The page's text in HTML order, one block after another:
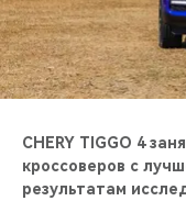
CHERY И СПОРТ
ВИДЕООБЗОРЫ
CHERY TIGGO 4
кроссоверов с
результатам